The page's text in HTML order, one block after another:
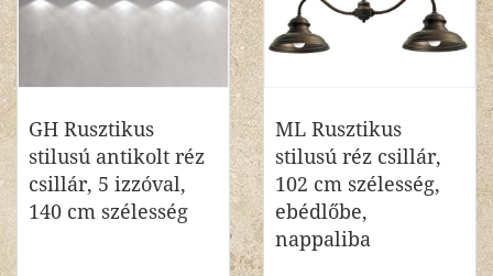
GH Rusztikus
stilusú antikolt réz
csillár, 5 izzóval,
140 cm szélesség
ML Rusztikus
stilusú réz csillár,
102 cm szélesség,
ebédlőbe,
nappaliba